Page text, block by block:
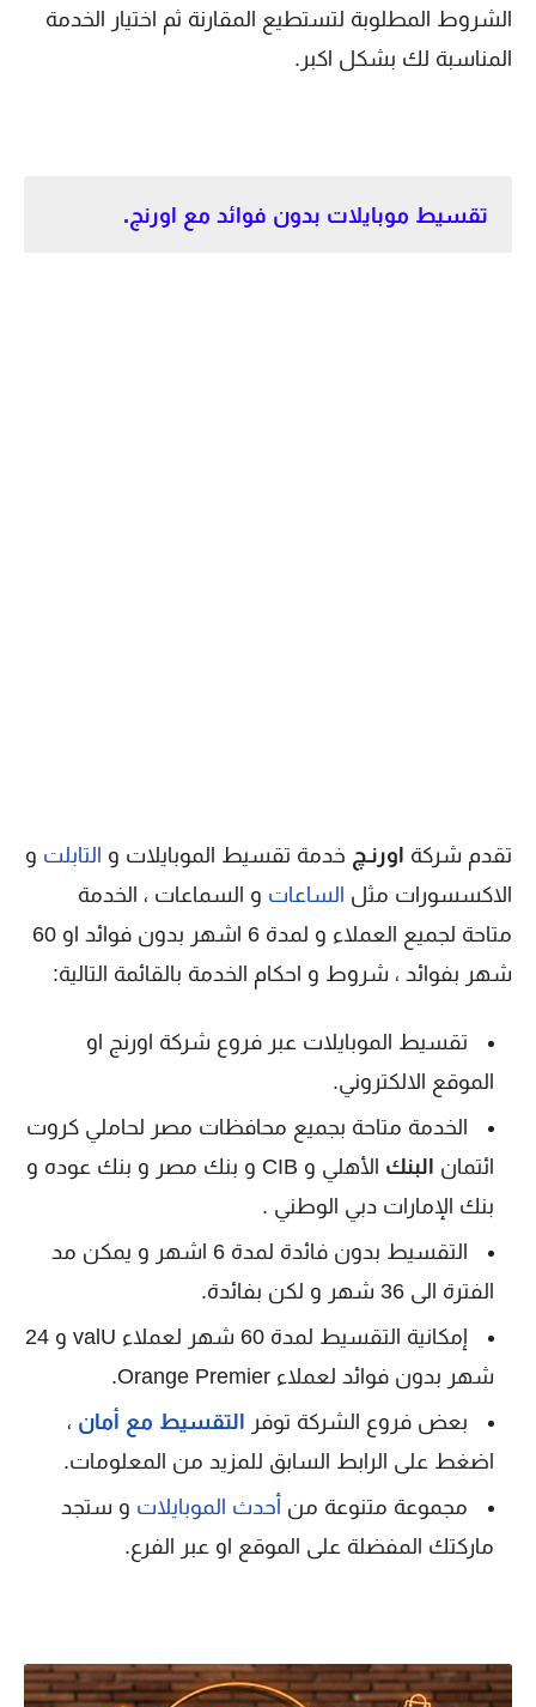
الشروط المطلوبة لتستطيع المقارنة ثم اختيار الخدمة
المناسبة لك بشكل اكبر.
تقسيط موبايلات بدون فوائد مع اورنج.
تقدم شركة اورنـﭻ خدمة تقسيط الموبايلات و التابلت و
الاكسسورات مثل الساعات و السماعات ، الخدمة
متاحة لجميع العملاء و لمدة 6 اشهر بدون فوائد او 60
شهر بفوائد ، شروط و احكام الخدمة بالقائمة التالية:
تقسيط الموبايلات عبر فروع شركة اورنج او
الموقع الالكتروني.
الخدمة متاحة بجميع محافظات مصر لحاملي كروت
ائتمان البنك
الأهلي و CIB و بنك مصر و بنك عوده و
بنك الإمارات دبي الوطني .
التقسيط بدون فائدة لمدة 6 اشهر و يمكن مد
الفترة الى 36 شهر و لكن بفائدة.
إمكانية التقسيط لمدة 60 شهر لعملاء valU و 24
شهر بدون فوائد لعملاء Orange Premier.
بعض فروع الشركة توفر التقسيط مع أمان ،
اضغط على الرابط السابق للمزيد من المعلومات.
مجموعة متنوعة من أحدث الموبايلات و ستجد
ماركتك المفضلة على الموقع او عبر الفرع.